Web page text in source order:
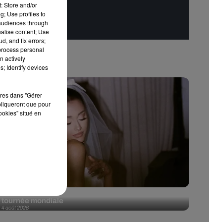
4 août 2026
Ariana Grande prendra une pause après sa
tournée mondiale
Store and/or
Use profiles to
through
content; Use
and fix errors;
personal
actively
Identify devices
dans "Gérer
que pour
situé en